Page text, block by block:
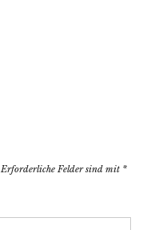
Erforderliche Felder sind mit *